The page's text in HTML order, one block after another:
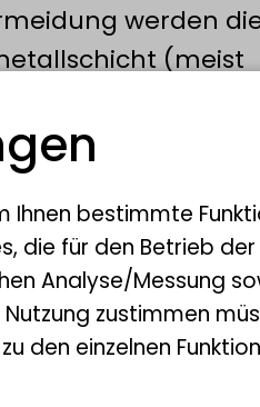
werden
(meist
VP
Ihnen bestimmte
die für den Betrieb
Analyse/Messung
zustimmen
den einzelnen